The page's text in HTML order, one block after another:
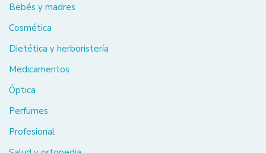
Bebés y madres
Cosmética
Dietética y herboristería
Medicamentos
Óptica
Perfumes
Profesional